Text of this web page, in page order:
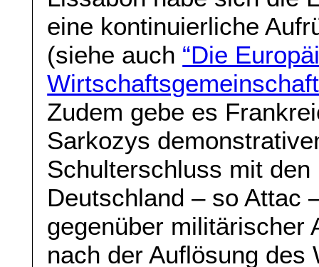
eine kontinuierliche
(siehe auch “Die
Zudem gebe es
Sarkozys
Schulterschluss mit den
Deutschland – so Attac
gegenüber militärischer
nach der Auflösung des